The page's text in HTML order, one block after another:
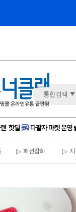
통합검색
▷ 패션잡화 ▷ 지